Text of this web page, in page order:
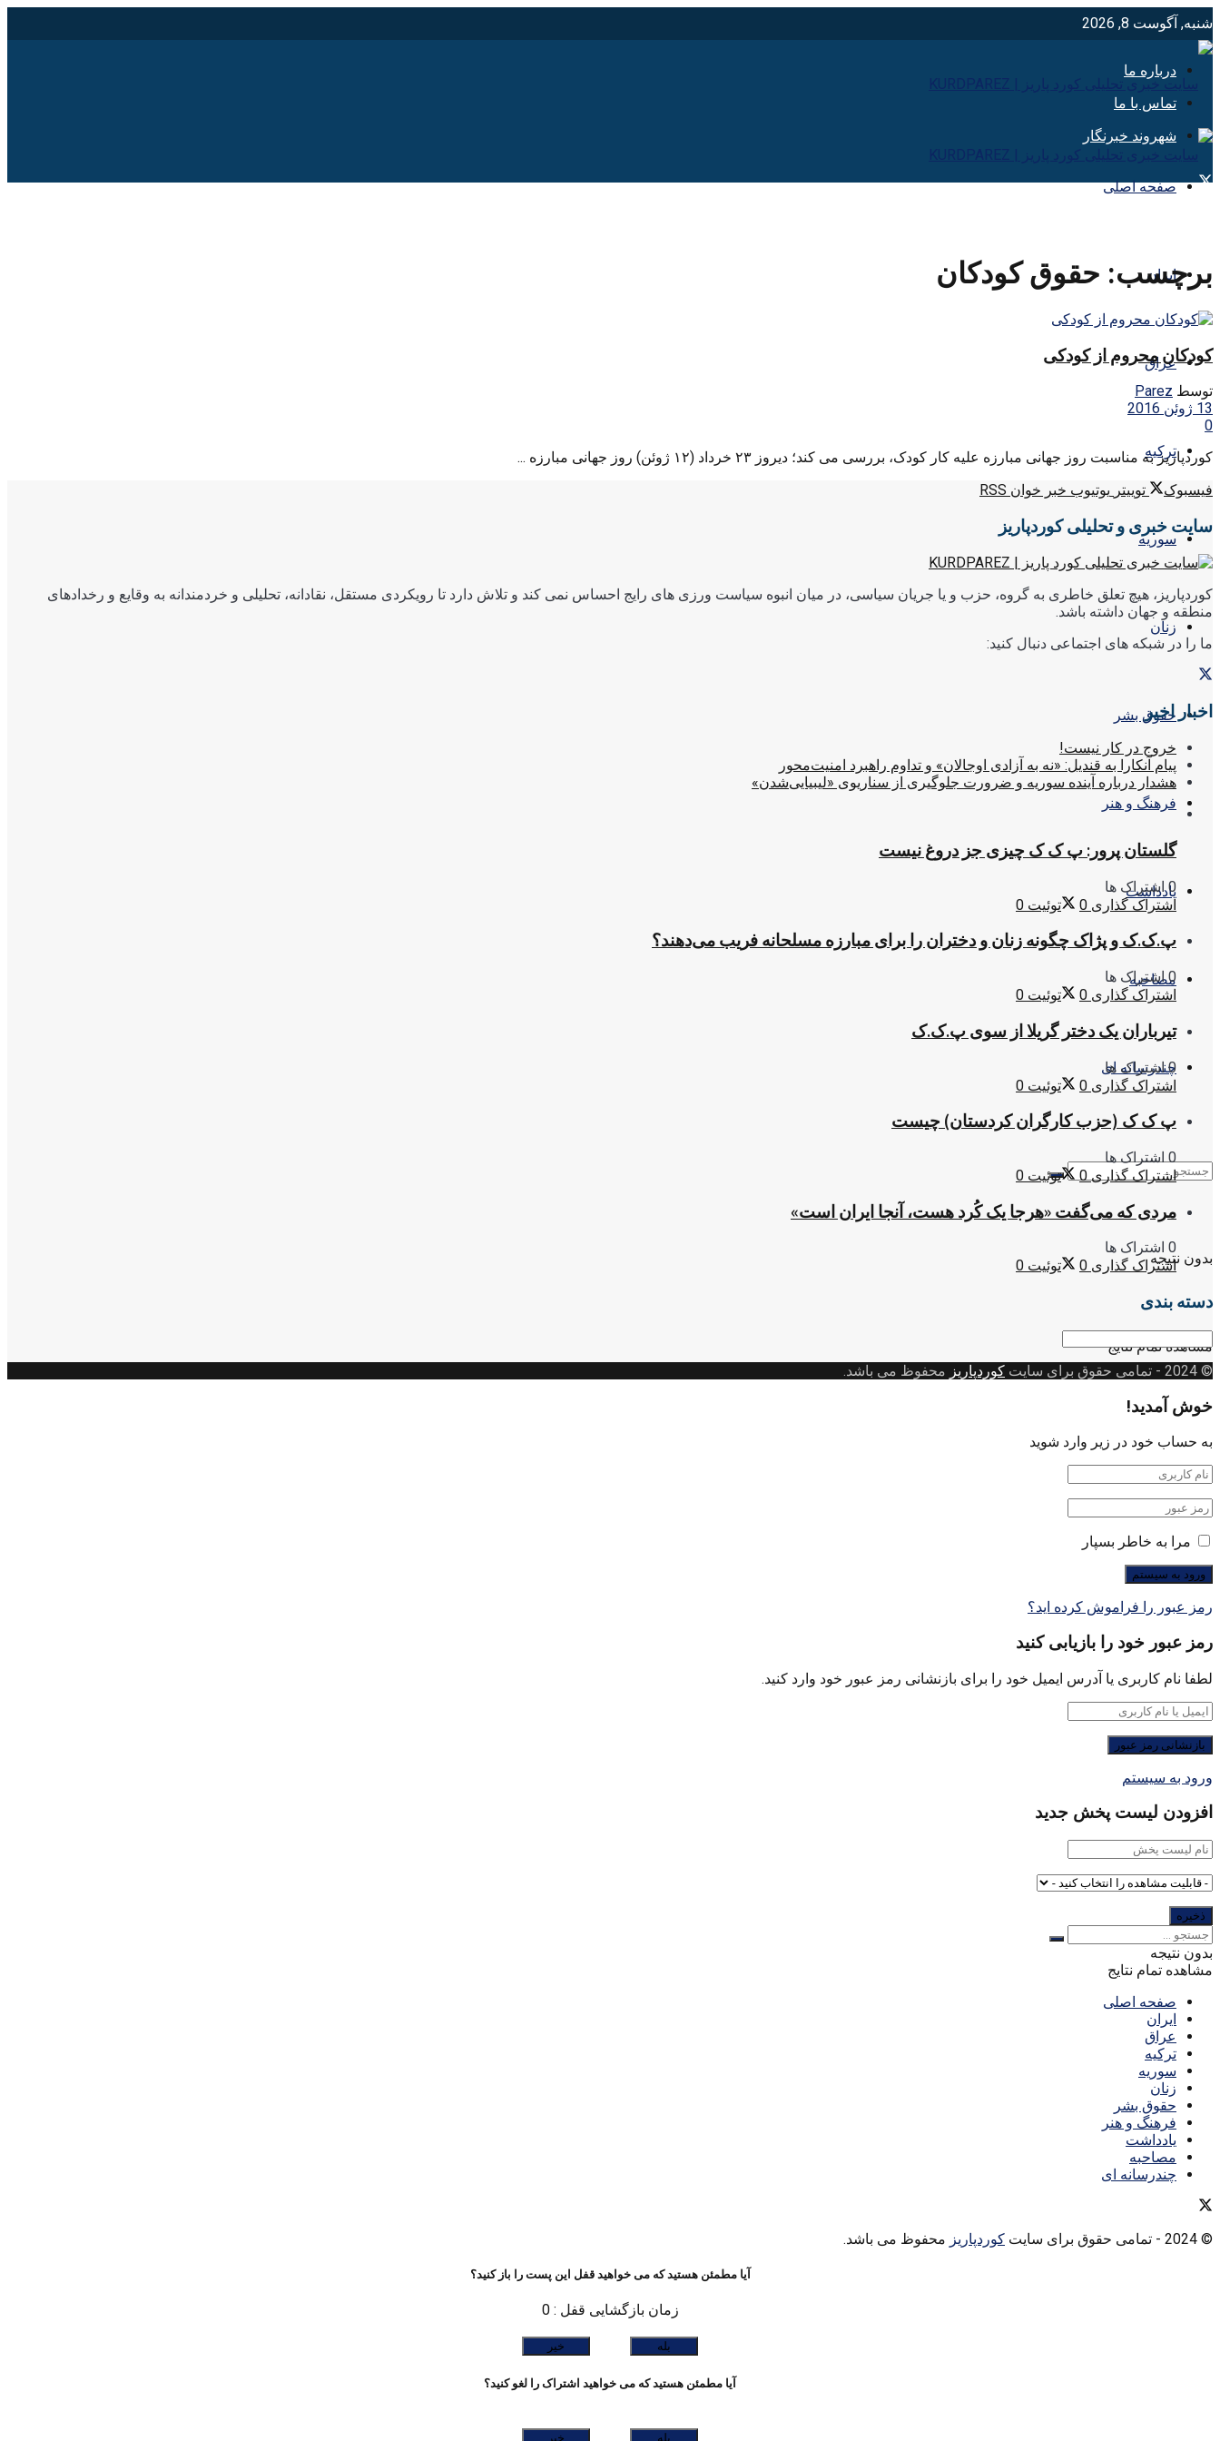
شنبه, آگوست 8, 2026
درباره ما
تماس با ما
شهروند خبرنگار
صفحه اصلی
ایران
عراق
ترکیه
سوریه
زنان
حقوق بشر
فرهنگ و هنر
یادداشت
مصاحبه
چندرسانه ای
بدون نتیجه
مشاهده تمام نتایج
برچسب: حقوق کودکان
کودکان محروم از کودکی
توسط Parez
13 ژوئن 2016
0
کوردپاریز به مناسبت روز جهانی مبارزه علیه کار کودک، بررسی می کند؛ دیروز ۲۳ خرداد (۱۲ ژوئن) روز جهانی مبارزه ...
فیسبوک
توییتر یوتیوب خبر خوان RSS
سایت خبری و تحلیلی کوردپاریز
کوردپاریز، هیچ تعلق خاطری به گروه، حزب و یا جریان سیاسی، در میان انبوه سیاست ورزی های رایج احساس نمی کند و تلاش دارد تا رویکردی مستقل، نقادانه، تحلیلی و خردمندانه به وقایع و رخدادهای
منطقه و جهان داشته باشد.
ما را در شبکه های اجتماعی دنبال کنید:
اخبار اخیر
خروج در کار نیست!
پیام آنکارا به قندیل: «نه به آزادی اوجالان» و تداوم راهبرد امنیت‌محور
هشدار درباره آینده سوریه و ضرورت جلوگیری از سناریوی «لیبیایی‌شدن»
گلستان پرور: پ ک ک چیزی جز دروغ نیست
0 اشتراک ها
اشتراک گذاری 0 توئیت 0
پ.ک.ک و پژاک چگونه زنان و دختران را برای مبارزه مسلحانه فریب می‌دهند؟
0 اشتراک ها
اشتراک گذاری 0 توئیت 0
تیرباران یک دختر گریلا از سوی پ.ک.ک
0 اشتراک ها
اشتراک گذاری 0 توئیت 0
پ ک ک (حزب کارگران کردستان) چیست
0 اشتراک ها
اشتراک گذاری 0 توئیت 0
مردی که می‌گفت «هرجا یک کُرد هست، آنجا ایران است»
0 اشتراک ها
اشتراک گذاری 0 توئیت 0
دسته بندی
دسته
بندی
© 2024
- تمامی حقوق برای سایت کوردپاریز محفوظ می باشد.
خوش آمدید!
به حساب خود در زیر وارد شوید
مرا به خاطر بسپار
رمز عبور را فراموش کرده اید؟
رمز عبور خود را بازیابی کنید
لطفا نام کاربری یا آدرس ایمیل خود را برای بازنشانی رمز عبور خود وارد کنید.
ورود به سیستم
افزودن لیست پخش جدید
بدون نتیجه
مشاهده تمام نتایج
صفحه اصلی
ایران
عراق
ترکیه
سوریه
زنان
حقوق بشر
فرهنگ و هنر
یادداشت
مصاحبه
چندرسانه ای
© 2024 - تمامی حقوق برای سایت کوردپاریز محفوظ می باشد.
آیا مطمئن هستید که می خواهید قفل این پست را باز کنید؟
زمان بازگشایی قفل : 0
بله خیر
آیا مطمئن هستید که می خواهید اشتراک را لغو کنید؟
بله خیر